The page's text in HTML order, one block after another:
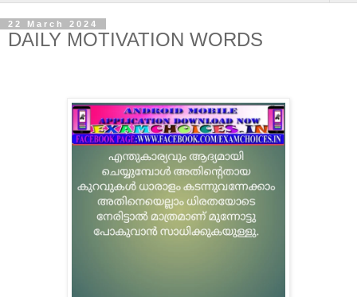
22 March 2024
DAILY MOTIVATION WORDS